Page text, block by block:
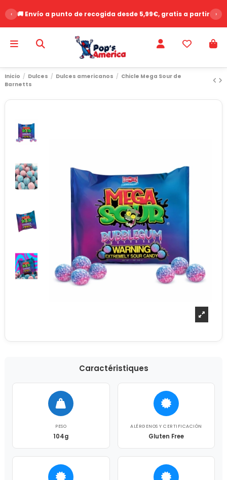
‹ 🚚 Envío a punto de recogida desde 5,99€, gratis a partir de
›
Inicio Dulces Dulces americanos
Chicle Mega Sour de
Barnetts
Caractéristiques
PESO
104g
ALÉRGENOS Y CERTIFICACIÓN
Gluten Free